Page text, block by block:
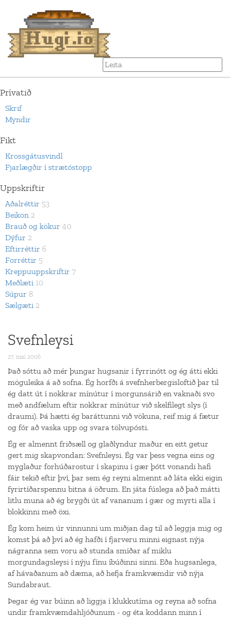
Prívatið
Skrif
Myndir
Fikt
Krossgátusvindl
Fjarlægðir í strætóstopp
Uppskriftir
Aðalréttir 53
Beikon 2
Brauð og kökur 40
Dýfur 2
Eftirréttir 6
Forréttir 5
Kreppuuppskriftir 7
Meðlæti 10
Súpur 8
Sælgæti 2
Svefnleysi
27. maí 2006
Það sóttu að mér þungar hugsanir í fyrrinótt og ég átti ekki
möguleika á að sofna. Ég horfði á svefnherbergisloftið þar til
ég datt út í nokkrar mínútur í morgunsárið en vaknaði svo
með andfælum eftir nokkrar mínútur við skelfilegt slys (í
draumi). Þá hætti ég baráttunni við vökuna, reif mig á fætur
og fór að vaska upp og svara tölvupósti.
Ég er almennt friðsæll og glaðlyndur maður en eitt getur
gert mig skapvondan: Svefnleysi. Ég var þess vegna eins og
myglaður forhúðarostur í skapinu í gær þótt vonandi hafi
fáir tekið eftir því, þar sem ég reyni almennt að láta ekki eigin
fyrirtíðarspennu bitna á öðrum. En játa fúslega að það mátti
litlu muna að ég brygði út af vananum í gær og myrti alla í
blokkinni með öxi.
Ég kom heim úr vinnunni um miðjan dag til að leggja mig og
komst þá að því að ég hafði í fjarveru minni eignast nýja
nágranna sem voru að stunda smíðar af miklu
morgundagsleysi í nýju fínu íbúðinni sinni. Eða hugsanlega,
af hávaðanum að dæma, að hefja framkvæmdir við nýja
Sundabraut.
Þegar ég var búinn að liggja í klukkutíma og reyna að sofna
undir framkvæmdahljóðunum - og éta koddann minn í